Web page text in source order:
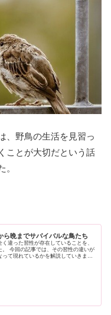
、野鳥の生活を見習っ
ことが大切だという話
。
ら晩までサバイバルな鳥たち
違った習性が存在していることを、
違いが
て現れているかを解説していきま